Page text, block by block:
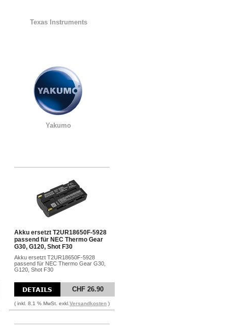
Texas Instruments
Yakumo
Akku ersetzt T2UR18650F-5928
passend für NEC Thermo Gear
G30, G120, Shot F30
Akku ersetzt T2UR18650F-5928
passend für NEC Thermo Gear G30,
G120, Shot F30
CHF 26.90
( inkl. 8.1 % MwSt. exkl. Versandkosten )